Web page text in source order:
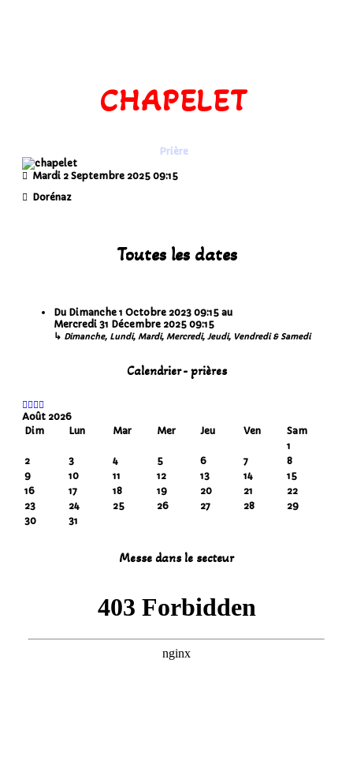
CHAPELET
Prière
Mardi 2 Septembre 2025 09:15
Dorénaz
Toutes les dates
Du Dimanche 1 Octobre 2023 09:15 au
Mercredi 31 Décembre 2025 09:15
↳ Dimanche, Lundi, Mardi, Mercredi, Jeudi, Vendredi & Samedi
Calendrier - prières
Août 2026
Dim
Lun Mar Mer Jeu Ven
Sam
1
2
3 4 5 6 7
8
9
10 11 12 13 14
15
16
17 18 19 20 21
22
23
24 25 26 27 28
29
30
31
Messe dans le secteur